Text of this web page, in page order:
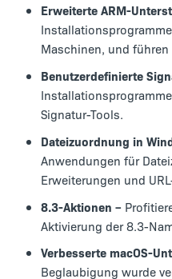
Erweiterte ARM-
Maschinen, und führen
Benutzerdefinierte
Signatur-Tools.
Dateizuordnung in
Anwendungen für
Erweiterungen und
8.3-Aktionen –
Aktivierung der 8.3-
Verbesserte macOS-
Beglaubigung wurde